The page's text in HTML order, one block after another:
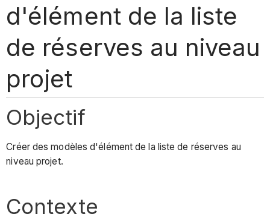
d'élément de la liste
de réserves au niveau
projet
Objectif
Créer des modèles d'élément de la liste de réserves au
niveau projet.
Contexte